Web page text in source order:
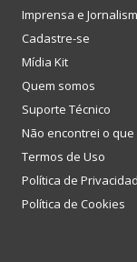
Imprensa e
Cadastre-se
Mídia Kit
Quem somos
Suporte Técnico
Não encontrei o
Termos de Uso
Política de
Política de Cookies